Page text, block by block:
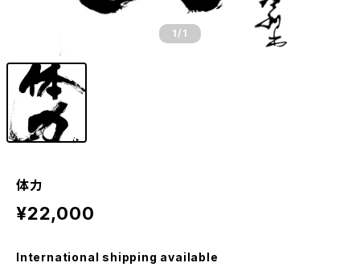
1 /1
体力
¥22,000
International shipping available